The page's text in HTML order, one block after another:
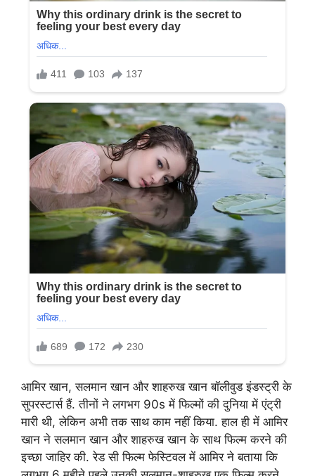
आमिर खान, सलमान खान और शाहरुख खान बॉलीवुड इंडस्ट्री के
सुपरस्टार्स हैं. तीनों ने लगभग 90s में फिल्मों की दुनिया में एंट्री
मारी थी, लेकिन अभी तक साथ काम नहीं किया. हाल ही में आमिर
खान ने सलमान खान और शाहरुख खान के साथ फिल्म करने की
इच्छा जाहिर की. रेड सी फिल्म फेस्टिवल में आमिर ने बताया कि